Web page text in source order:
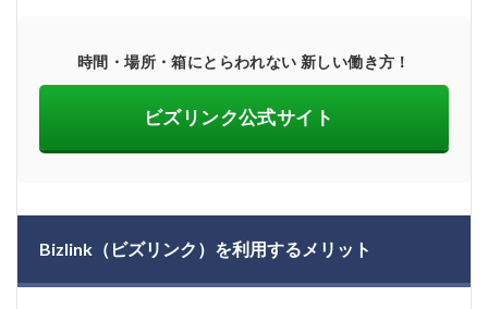
時間・場所・箱にとらわれない 新しい働き方！
ビズリンク公式サイト
Bizlink（ビズリンク）を利用するメリット